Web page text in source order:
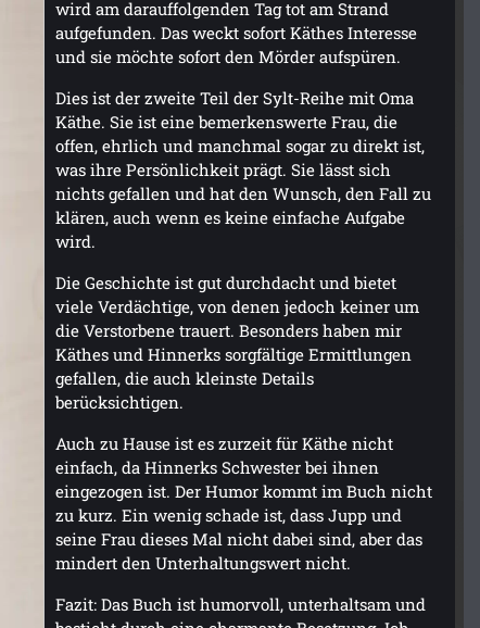
wird am darauffolgenden Tag tot am Strand
aufgefunden. Das weckt sofort Käthes Interesse
und sie möchte sofort den Mörder aufspüren.
Dies ist der zweite Teil der Sylt-Reihe mit Oma
Käthe. Sie ist eine bemerkenswerte Frau, die
offen, ehrlich und manchmal sogar zu direkt ist,
was ihre Persönlichkeit prägt. Sie lässt sich
nichts gefallen und hat den Wunsch, den Fall zu
klären, auch wenn es keine einfache Aufgabe
wird.
Die Geschichte ist gut durchdacht und bietet
viele Verdächtige, von denen jedoch keiner um
die Verstorbene trauert. Besonders haben mir
Käthes und Hinnerks sorgfältige Ermittlungen
gefallen, die auch kleinste Details
berücksichtigen.
Auch zu Hause ist es zurzeit für Käthe nicht
einfach, da Hinnerks Schwester bei ihnen
eingezogen ist. Der Humor kommt im Buch nicht
zu kurz. Ein wenig schade ist, dass Jupp und
seine Frau dieses Mal nicht dabei sind, aber das
mindert den Unterhaltungswert nicht.
Fazit: Das Buch ist humorvoll, unterhaltsam und